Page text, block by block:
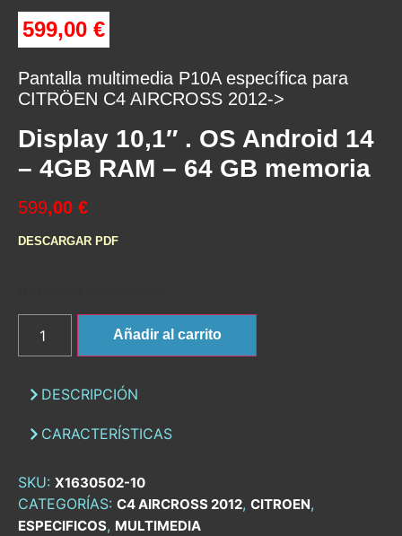
599,00 €
Pantalla multimedia P10A específica para
CITRÖEN C4 AIRCROSS 2012->
Display 10,1″ . OS Android 14
– 4GB RAM – 64 GB memoria
599,00 €
DESCARGAR PDF
Añadir al carrito
DESCRIPCIÓN
CARACTERÍSTICAS
SKU: X1630502-10
CATEGORÍAS: C4 AIRCROSS 2012, CITROEN,
ESPECIFICOS, MULTIMEDIA